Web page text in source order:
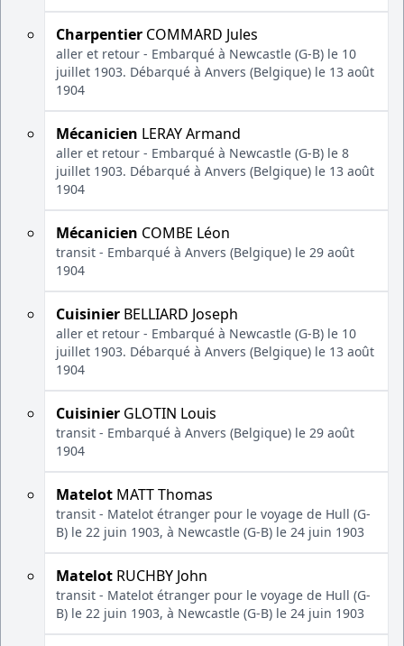
Charpentier COMMARD Jules
aller et retour - Embarqué à Newcastle (G-B) le 10
juillet 1903. Débarqué à Anvers (Belgique) le 13 août
1904
Mécanicien LERAY Armand
aller et retour - Embarqué à Newcastle (G-B) le 8
juillet 1903. Débarqué à Anvers (Belgique) le 13 août
1904
Mécanicien COMBE Léon
transit - Embarqué à Anvers (Belgique) le 29 août
1904
Cuisinier BELLIARD Joseph
aller et retour - Embarqué à Newcastle (G-B) le 10
juillet 1903. Débarqué à Anvers (Belgique) le 13 août
1904
Cuisinier GLOTIN Louis
transit - Embarqué à Anvers (Belgique) le 29 août
1904
Matelot MATT Thomas
transit - Matelot étranger pour le voyage de Hull (G-
B) le 22 juin 1903, à Newcastle (G-B) le 24 juin 1903
Matelot RUCHBY John
transit - Matelot étranger pour le voyage de Hull (G-
B) le 22 juin 1903, à Newcastle (G-B) le 24 juin 1903